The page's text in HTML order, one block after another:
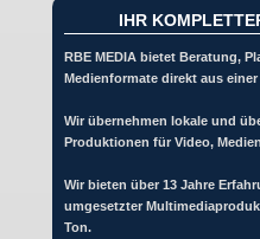
IHR
RBE MEDIA bietet Beratung,
Medienformate direkt aus einer
Wir übernehmen lokale und
Produktionen für Video,
Wir bieten über 13 Jahre
umgesetzter
Ton.